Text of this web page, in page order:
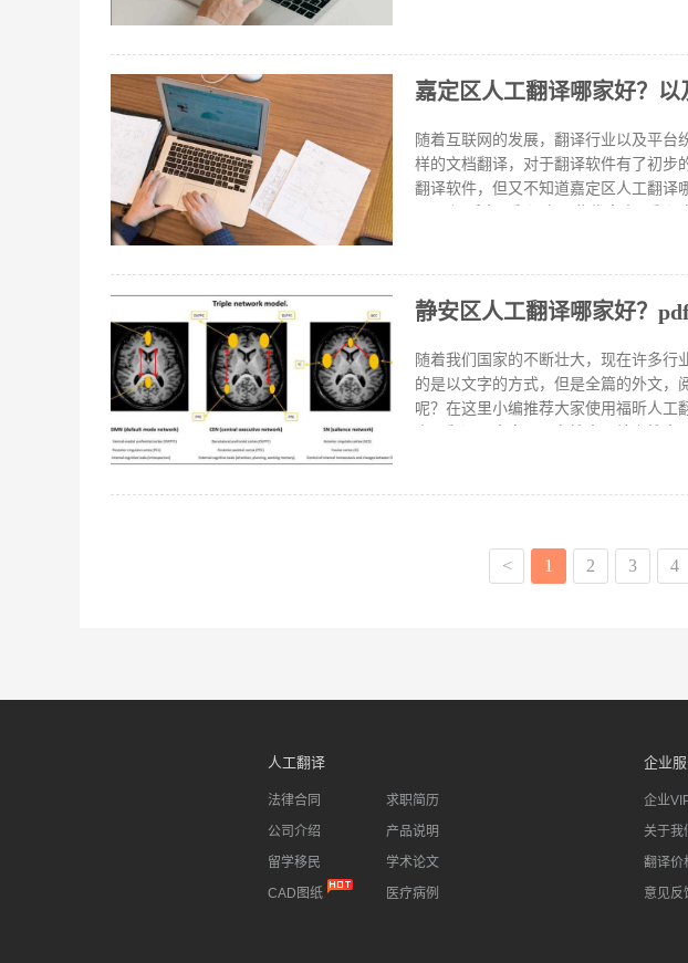
做好对方业务能力方面的衡量，比如
户口本英语翻译需要50元，病例英语翻
此，针对不同语种，不同领域的证件
省费用，但是
嘉定区人工翻译哪家好？以
随着互联网的发展，翻译行业以及平
样的文档翻译，对于翻译软件有了初步
翻译软件，但又不知道嘉定区人工翻译
语法应用，以及上下文的逻辑思想等
提供PDF文档翻译、图片识别翻译、在
译等专业翻译领域。 上面所介绍的就
专业性的翻译软件，在安全性，保密性
静安区人工翻译哪家好？
随着我们国家的不断壮大，现在许多行
的是以文字的方式，但是全篇的外文，
呢？在这里小编推荐大家使用福昕人工
击进去，然后点击文档翻译，上传需
文和下载译文，下图是翻译后在线预
右上角【我的翻译】中查看历史的翻
< 1 2 3 4
人工翻译
法律合同
公司介绍
留学移民
CAD图纸
求职简历
产品说明
学术论文
医疗病例
企业
企业
关于我
翻译价
意见反